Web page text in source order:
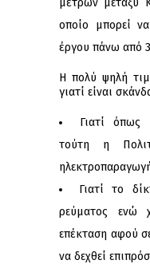
μέτρων μεταξύ
οποίο μπορεί
έργου πάνω από
Η πολύ ψηλή
γιατί είναι
Γιατί όπως
τούτη η
Γιατί το
ρεύματος ενώ
επέκταση αφού
να δεχθεί